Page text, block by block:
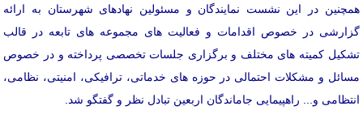
همچنین در این نشست نمایندگان و مسئولین نهادهای شهرستان به ارائه
گزارشی در خصوص اقدامات و فعالیت های مجموعه های تابعه در قالب
تشکیل کمیته های مختلف و برگزاری جلسات تخصصی پرداخته و در خصوص
مسائل و مشکلات احتمالی در حوزه های خدماتی، ترافیکی، امنیتی، نظامی،
انتظامی و... راهپیمایی جاماندگان اربعین تبادل نظر و گفتگو شد.